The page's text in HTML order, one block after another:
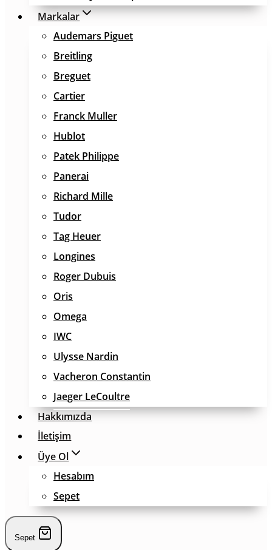
Markalar
Audemars Piguet
Breitling
Breguet
Cartier
Franck Muller
Hublot
Patek Philippe
Panerai
Richard Mille
Tudor
Tag Heuer
Longines
Roger Dubuis
Oris
Omega
IWC
Ulysse Nardin
Vacheron Constantin
Jaeger LeCoultre
Hakkımızda
İletişim
Üye Ol
Hesabım
Sepet
Sepet